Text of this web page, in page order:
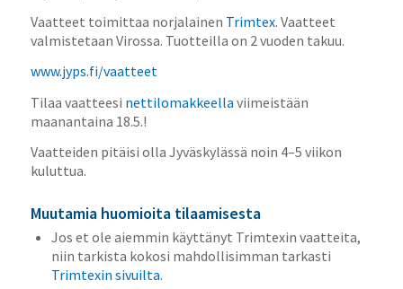
Vaatteet toimittaa norjalainen Trimtex. Vaatteet
valmistetaan Virossa. Tuotteilla on 2 vuoden takuu.
www.jyps.fi/vaatteet
Tilaa vaatteesi nettilomakkeella viimeistään
maanantaina 18.5.!
Vaatteiden pitäisi olla Jyväskylässä noin 4–5 viikon
kuluttua.
Muutamia huomioita tilaamisesta
Jos et ole aiemmin käyttänyt Trimtexin vaatteita,
niin tarkista kokosi mahdollisimman tarkasti
Trimtexin sivuilta.